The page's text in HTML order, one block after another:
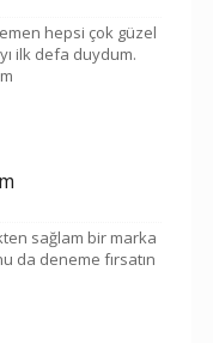
hepsi çok güzel
ilk defa duydum.
sağlam bir marka
da deneme fırsatın